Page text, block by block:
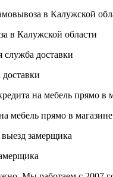
в Калужской области
мебель прямо в магазине